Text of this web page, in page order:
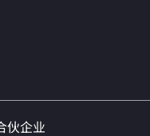
伙企业